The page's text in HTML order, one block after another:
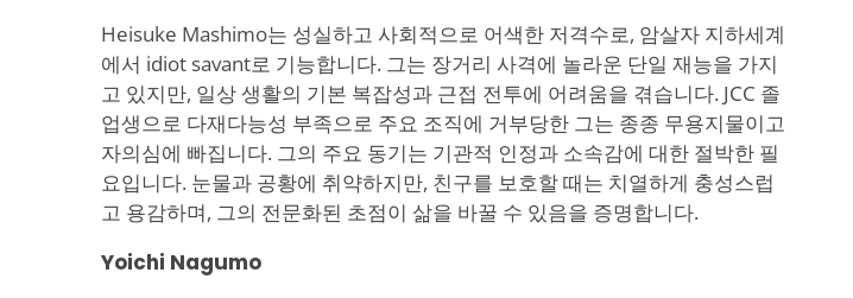
Heisuke Mashimo는 성실하고 사회적으로 어색한 저격수로, 암살자 지하세계
에서 idiot savant로 기능합니다. 그는 장거리 사격에 놀라운 단일 재능을 가지
고 있지만, 일상 생활의 기본 복잡성과 근접 전투에 어려움을 겪습니다. JCC 졸
업생으로 다재다능성 부족으로 주요 조직에 거부당한 그는 종종 무용지물이고
자의심에 빠집니다. 그의 주요 동기는 기관적 인정과 소속감에 대한 절박한 필
요입니다. 눈물과 공황에 취약하지만, 친구를 보호할 때는 치열하게 충성스럽
고 용감하며, 그의 전문화된 초점이 삶을 바꿀 수 있음을 증명합니다.
Yoichi Nagumo